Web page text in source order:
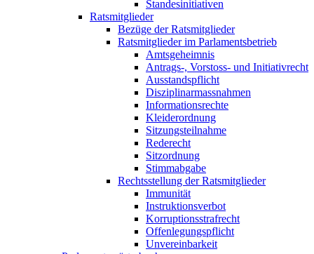
Standesinitiativen
Ratsmitglieder
Bezüge der Ratsmitglieder
Ratsmitglieder im Parlamentsbetrieb
Amtsgeheimnis
Antrags-, Vorstoss- und Initiativrecht
Ausstandspflicht
Disziplinarmassnahmen
Informationsrechte
Kleiderordnung
Sitzungsteilnahme
Rederecht
Sitzordnung
Stimmabgabe
Rechtsstellung der Ratsmitglieder
Immunität
Instruktionsverbot
Korruptionsstrafrecht
Offenlegungspflicht
Unvereinbarkeit